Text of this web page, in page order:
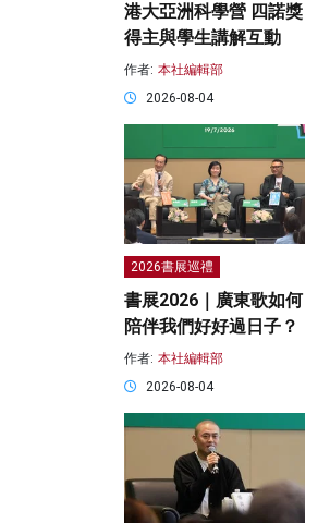
港大亞洲科學營 四諾獎
得主與學生講解互動
作者: 本社編輯部
2026-08-04
2026書展巡禮
書展2026｜廣東歌如何
陪伴我們好好過日子？
作者: 本社編輯部
2026-08-04